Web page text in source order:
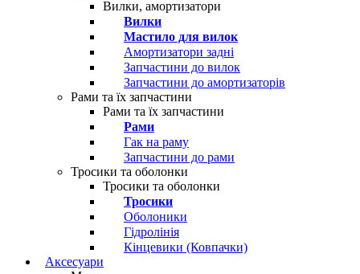
Вилки, амортизатори
Вилки
Мастило для вилок
Амортизатори задні
Запчастини до вилок
Запчастини до амортизаторів
Рами та їх запчастини
Рами та їх запчастини
Рами
Гак на раму
Запчастини до рами
Тросики та оболонки
Тросики та оболонки
Тросики
Оболоники
Гідролінія
Кінцевики (Ковпачки)
Аксесуари